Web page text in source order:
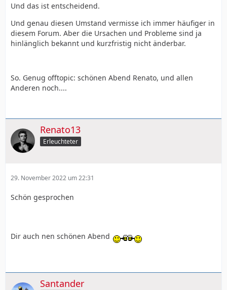
Und das ist entscheidend.
Und genau diesen Umstand vermisse ich immer häufiger in
diesem Forum. Aber die Ursachen und Probleme sind ja
hinlänglich bekannt und kurzfristig nicht änderbar.
So. Genug offtopic: schönen Abend Renato, und allen
Anderen noch....
Renato13
Erleuchteter
29. November 2022 um 22:31
Schön gesprochen
Dir auch nen schönen Abend
Santander